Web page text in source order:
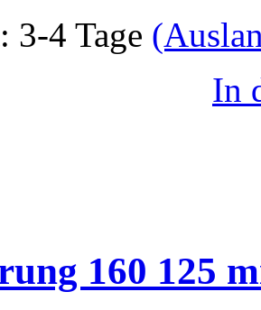
3-4 Tage
In
160 125